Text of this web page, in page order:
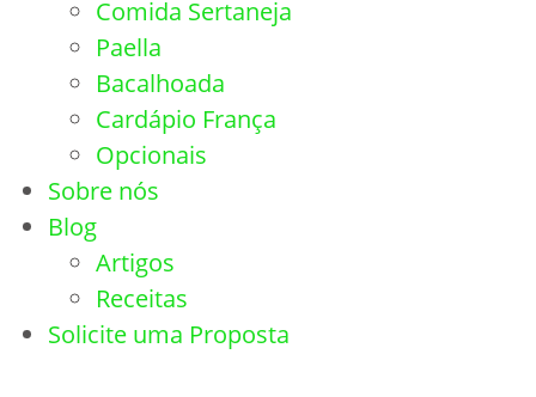
Comida Sertaneja
Paella
Bacalhoada
Cardápio França
Opcionais
Sobre nós
Blog
Artigos
Receitas
Solicite uma Proposta